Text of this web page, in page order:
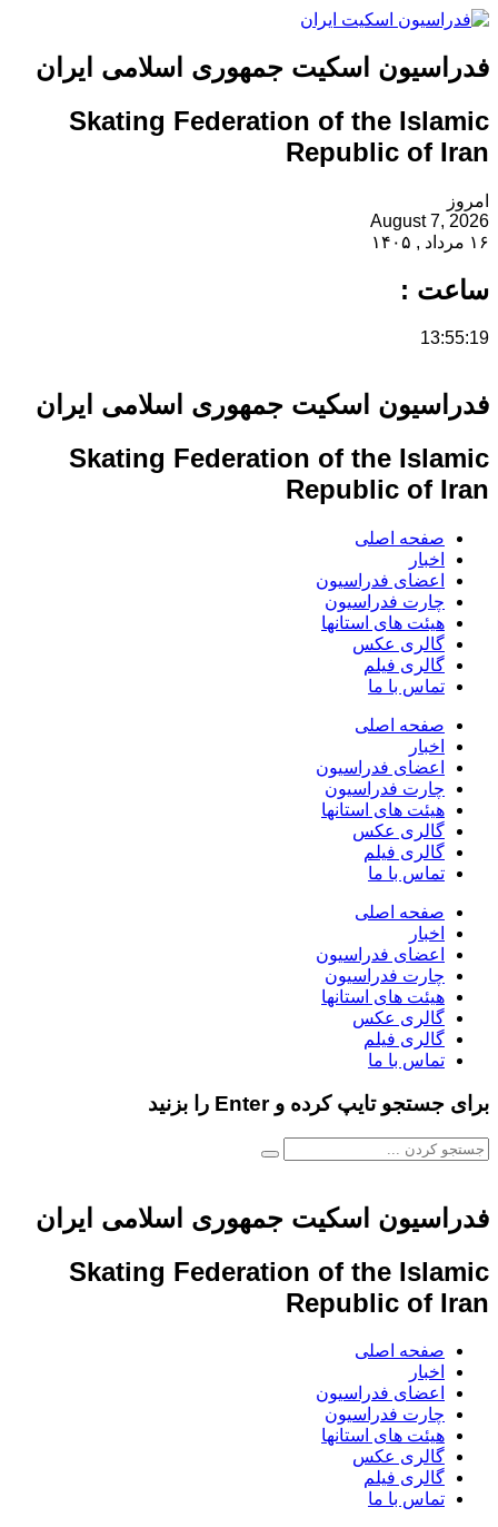
فدراسیون اسکیت جمهوری اسلامی ایران
Skating Federation of the Islamic
Republic of Iran
امروز
August 7, 2026
۱۶ مرداد , ۱۴۰۵
ساعت :
13:55:19
فدراسیون اسکیت جمهوری اسلامی ایران
Skating Federation of the Islamic
Republic of Iran
صفحه اصلی
اخبار
اعضای فدراسیون
چارت فدراسیون
هیئت های استانها
گالری عکس
گالری فیلم
تماس با ما
صفحه اصلی
اخبار
اعضای فدراسیون
چارت فدراسیون
هیئت های استانها
گالری عکس
گالری فیلم
تماس با ما
صفحه اصلی
اخبار
اعضای فدراسیون
چارت فدراسیون
هیئت های استانها
گالری عکس
گالری فیلم
تماس با ما
برای جستجو تایپ کرده و Enter را بزنید
فدراسیون اسکیت جمهوری اسلامی ایران
Skating Federation of the Islamic
Republic of Iran
صفحه اصلی
اخبار
اعضای فدراسیون
چارت فدراسیون
هیئت های استانها
گالری عکس
گالری فیلم
تماس با ما